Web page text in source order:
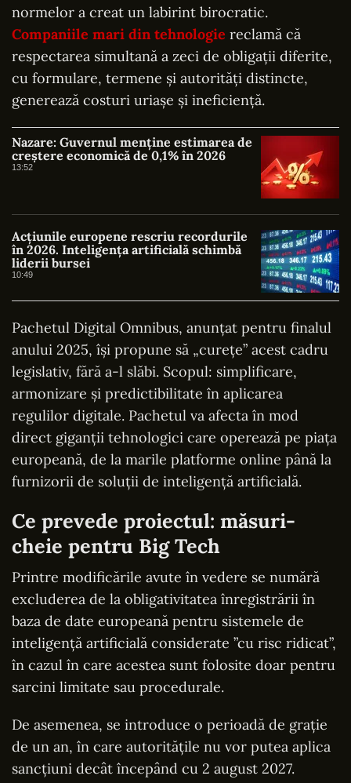
normelor a creat un labirint birocratic.
Companiile mari din tehnologie reclamă că
respectarea simultană a zeci de obligații diferite,
cu formulare, termene și autorități distincte,
generează costuri uriașe și ineficiență.
Nazare: Guvernul menține estimarea de
creștere economică de 0,1% în 2026
13:52
Acțiunile europene rescriu recordurile
în 2026. Inteligența artificială schimbă
liderii bursei
10:49
Pachetul Digital Omnibus, anunțat pentru finalul
anului 2025, își propune să „curețe” acest cadru
legislativ, fără a-l slăbi. Scopul: simplificare,
armonizare și predictibilitate în aplicarea
regulilor digitale. Pachetul va afecta în mod
direct giganții tehnologici care operează pe piața
europeană, de la marile platforme online până la
furnizorii de soluții de inteligență artificială.
Ce prevede proiectul: măsuri-
cheie pentru Big Tech
Printre modificările avute în vedere se numără
excluderea de la obligativitatea înregistrării în
baza de date europeană pentru sistemele de
inteligenţă artificială considerate ”cu risc ridicat”,
în cazul în care acestea sunt folosite doar pentru
sarcini limitate sau procedurale.
De asemenea, se introduce o perioadă de graţie
de un an, în care autorităţile nu vor putea aplica
sancţiuni decât începând cu 2 august 2027.